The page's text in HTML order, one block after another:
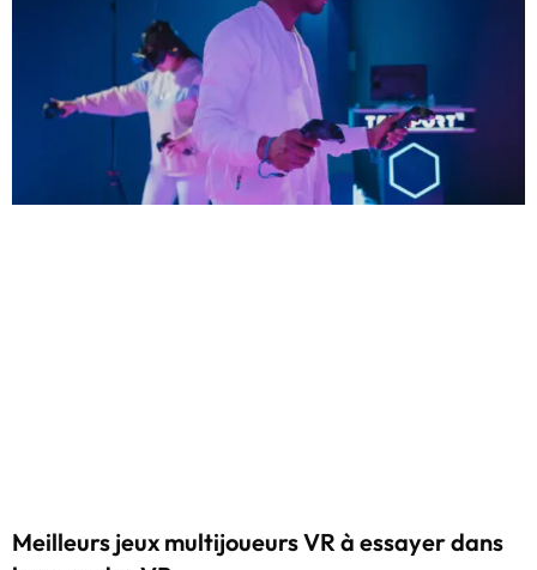
Meilleurs jeux multijoueurs VR à essayer dans